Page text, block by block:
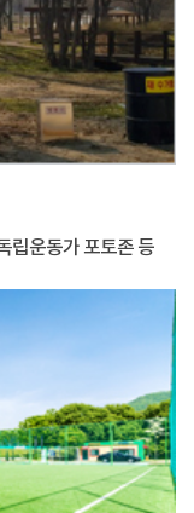
립운동가 포토존 등